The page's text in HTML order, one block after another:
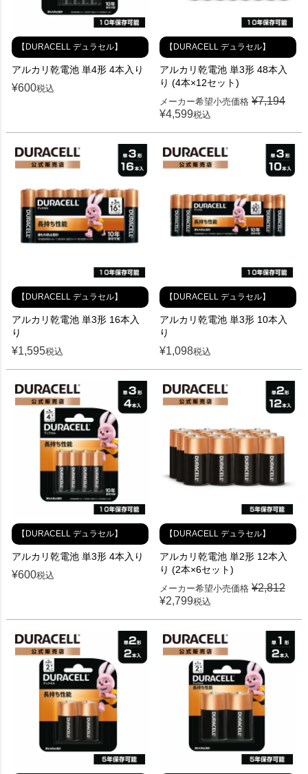
【DURACELL デュラセル】
アルカリ乾電池 単4形 4本入り
¥600税込
【DURACELL デュラセル】
アルカリ乾電池 単3形 48本入
り (4本×12セット)
メーカー希望小売価格 ¥7,194
¥4,599税込
【DURACELL デュラセル】
アルカリ乾電池 単3形 16本入
り
¥1,595税込
【DURACELL デュラセル】
アルカリ乾電池 単3形 10本入
り
¥1,098税込
【DURACELL デュラセル】
アルカリ乾電池 単3形 4本入り
¥600税込
【DURACELL デュラセル】
アルカリ乾電池 単2形 12本入
り (2本×6セット)
メーカー希望小売価格 ¥2,812
¥2,799税込